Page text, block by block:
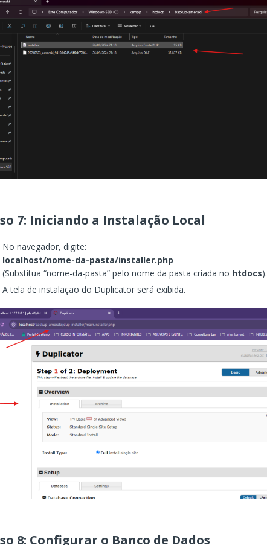
7: Iniciando a Instalação Local
No navegador, digite:
localhost/nome-da-pasta/installer.php
(Substitua “nome-da-pasta” pelo nome da pasta criada no htdocs).
A tela de instalação do Duplicator será exibida.
8: Configurar o Banco de Dados